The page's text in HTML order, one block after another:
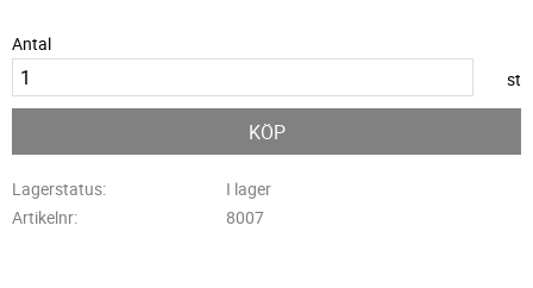
Antal
st
KÖP
Lagerstatus
I lager
Artikelnr
8007